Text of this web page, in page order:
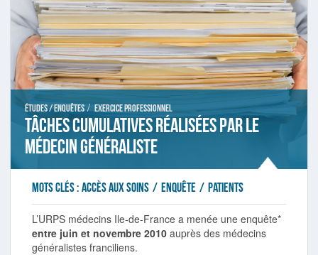
Études / Enquêtes / Exercice professionnel
Tâches cumulatives réalisées par le
médecin généraliste
Mots clés : accès aux soins / enquête / patients
L’URPS médecins Ile-de-France a menée une enquête*
entre juin et novembre 2010 auprès des médecins
généralistes franciliens.